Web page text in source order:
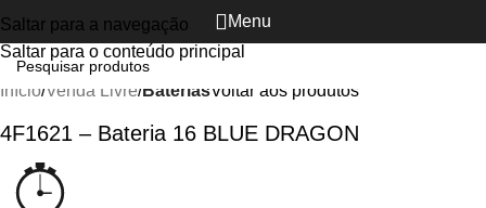
Saltar para a navegação
Saltar para o conteúdo principal
Menu
Ver vídeo Clique para ampliar
Início Venda Livre BateriasVoltar aos produtos
4F1621 – Bateria 16 BLUE DRAGON